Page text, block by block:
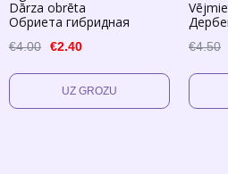
Dārza obrēta
Обриета гибридная
€4.00 €2.40 €4.50